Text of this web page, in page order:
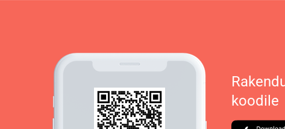
koodile